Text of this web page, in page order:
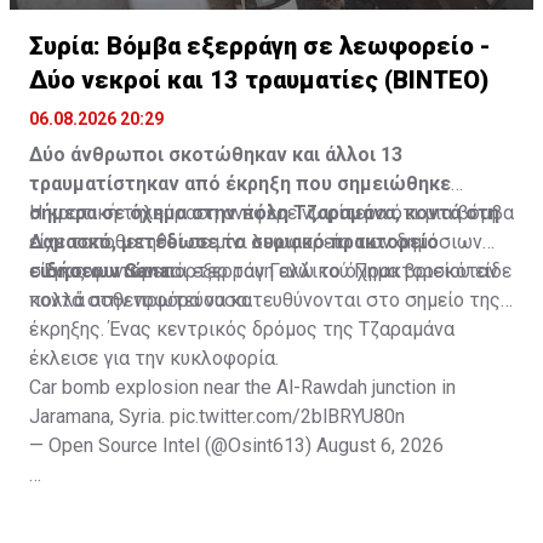
Συρία: Βόμβα εξερράγη σε λεωφορείο -
Δύο νεκροί και 13 τραυματίες (ΒΙΝΤΕΟ)
06.08.2026 20:29
Δύο άνθρωποι σκοτώθηκαν και άλλοι 13
τραυματίστηκαν από έκρηξη που σημειώθηκε
σήμερα σε όχημα στην πόλη Τζαραμάνα, κοντά στη
Δαμασκό, μετέδωσε το συριακό πρακτορείο
ειδήσεων Sana.
Η κρατική τηλεόραση ανέφερε νωρίτερα ότι μια βόμβα
είχε τοποθετηθεί σε μίνι λεωφορείο των δημόσιων
συγκοινωνιών και εξερράγη ενώ το όχημα βρισκόταν
κοντά στην πρωτεύουσα.
Ένας φωτορεπόρτερ του Γαλλικού Πρακτορείου είδε
πολλά ασθενοφόρα να κατευθύνονται στο σημείο της
έκρηξης. Ένας κεντρικός δρόμος της Τζαραμάνα
έκλεισε για την κυκλοφορία.
Car bomb explosion near the Al-Rawdah junction in
Jaramana, Syria. pic.twitter.com/2blBRYU80n
— Open Source Intel (@Osint613) August 6, 2026